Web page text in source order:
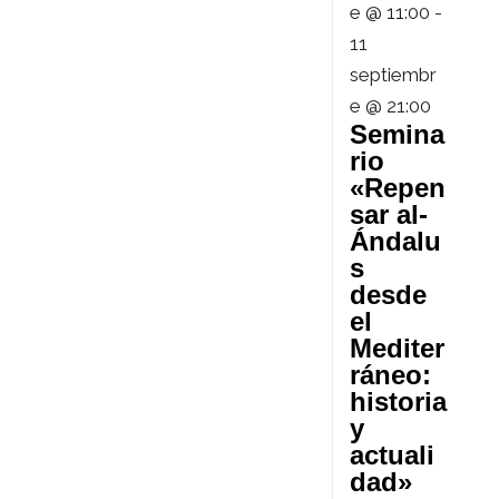
e @ 11:00 -
11
septiembr
e @ 21:00
Semina
rio
«Repen
sar al-
Ándalu
s
desde
el
Mediter
ráneo:
historia
y
actuali
dad»